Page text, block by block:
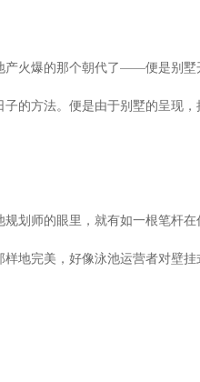
火爆的那个朝代了——便是别
的方法。便是由于别墅的呈现
划师的眼里，就有如一根笔杆
地完美，好像泳池运营者对壁